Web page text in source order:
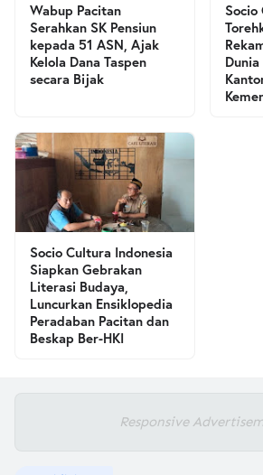
Wabup Pacitan
Serahkan SK Pensiun
kepada 51 ASN, Ajak
Kelola Dana Taspen
secara Bijak
Socio
Socio Cultura Indonesia
Siapkan Gebrakan
Literasi Budaya,
Luncurkan Ensiklopedia
Peradaban Pacitan dan
Beskap Ber-HKI
Responsive